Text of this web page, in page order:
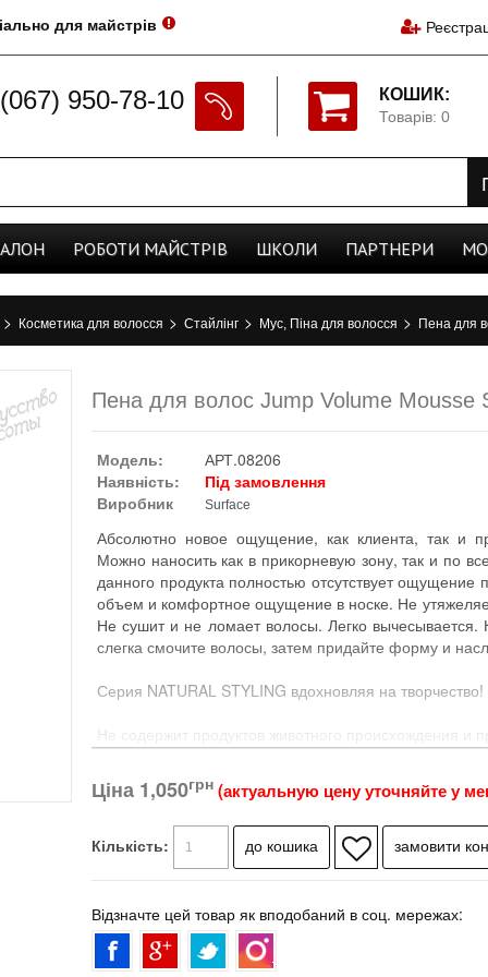
для майстрів
КОШИК:
Товарів: 0
(067) 950-78-10
РОБОТИ МАЙСТРІВ ШКОЛИ ПАРТНЕРИ
> Косметика для волосся > Стайлінг > Мус, Піна для волосся > Пена для
Пена для волос Jump Volume Mousse
Модель:
АРТ.08206
Наявність:
Під замовлення
Виробник
Surface
Абсолютно новое ощущение, как клиента, так и
Можно наносить как в прикорневую зону, так и по
данного продукта полностью отсутствует
объем и комфортное ощущение в носке. Не
Не сушит и не ломает волосы. Легко
слегка смочите волосы, затем придайте форму и
Серия NATURAL STYLING вдохновляя на творчество!
Не содержит продуктов животного происхождения и
– обеспечивает эластичную фиксацию и защиту от
– сокращает время сушки волос
Натуральные сахара и кукурузный крахмал
фиксацию, убирая эффект пушащихся волос. Под
SURFACE оказывают на волос благоприятное
свойства продукта. Позвольте природе
творчества!
Jump Volume Mousse пена для волос:
Ціна 1,050грн (актуальную цену уточняйте у
Кількість:
Відзначте цей товар як вподобаний в соц. мережах: